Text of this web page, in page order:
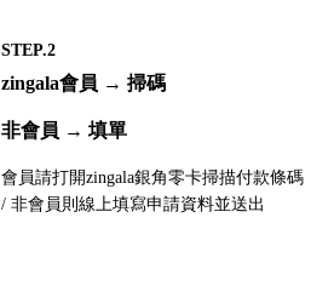
STEP.2
zingala會員 → 掃碼
非會員 → 填單
會員請打開zingala銀角零卡掃描付款條碼
/ 非會員則線上填寫申請資料並送出